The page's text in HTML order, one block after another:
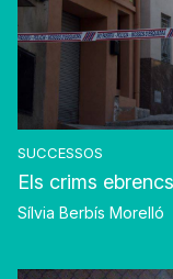
SUCCESSOS
Els crims
Sílvia Berbís Morelló